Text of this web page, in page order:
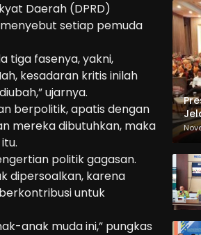
Daerah (DPRD)
setiap pemuda
tiga fasenya, yakni,
kesadaran kritis inilah
ujarnya.
berpolitik, apatis dengan
mereka dibutuhkan, maka
politik gagasan.
dipersoalkan, karena
untuk
anak muda ini,” pungkas